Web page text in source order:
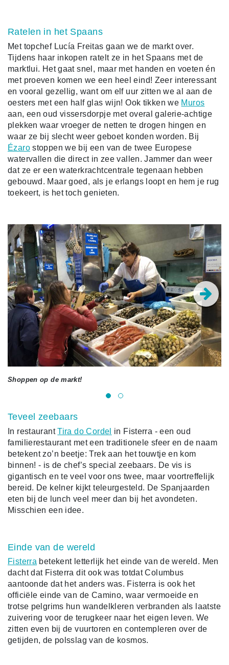
Ratelen in het Spaans
Met topchef Lucía Freitas gaan we de markt over.
Tijdens haar inkopen ratelt ze in het Spaans met de
marktlui. Het gaat snel, maar met handen en voeten én
met proeven komen we een heel eind! Zeer interessant
en vooral gezellig, want om elf uur zitten we al aan de
oesters met een half glas wijn! Ook tikken we Muros
aan, een oud vissersdorpje met overal galerie-achtige
plekken waar vroeger de netten te drogen hingen en
waar ze bij slecht weer geboet konden worden. Bij
Ézarostoppen we bij een van de twee Europese
watervallen die direct in zee vallen. Jammer dan weer
dat ze er een waterkrachtcentrale tegenaan hebben
gebouwd. Maar goed, als je erlangs loopt en hem je rug
toekeert, is het toch genieten.
Shoppen op de markt!
Teveel zeebaars
In restaurantTira do Cordel in Fisterra - een oud
familierestaurant met een traditionele sfeer en de naam
betekent zo’n beetje: Trek aan het touwtje en kom
binnen! - is de chef’s special zeebaars. De vis is
gigantisch en te veel voor ons twee, maar voortreffelijk
bereid. De kelner kijkt teleurgesteld. De Spanjaarden
eten bij de lunch veel meer dan bij het avondeten.
Misschien een idee.
Einde van de wereld
Fisterra betekent letterlijk het einde van de wereld. Men
dacht dat Fisterra dit ook was totdat Columbus
aantoonde dat het anders was. Fisterra is ook het
officiële einde van de Camino, waar vermoeide en
trotse pelgrims hun wandelkleren verbranden als laatste
zuivering voor de terugkeer naar het eigen leven. We
zitten even bij de vuurtoren en contempleren over de
getijden, de polsslag van de kosmos.